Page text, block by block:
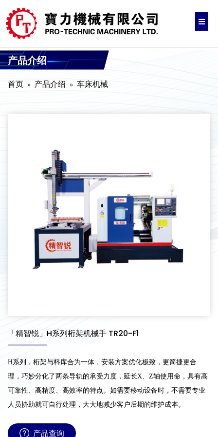
产品介绍
首页 产品介绍 车床机械
「精智锐」H系列桁架机械手 TR20-F1
H系列，桁架与料库合为一体，安装方案优化极致，更简捷更合
理，巧妙分化了两条导轨的承受力度，延长X、Z轴使用命，具有高
可靠性、高精度、高效率的特点。如需要移动设备时，不需要专业
人员协助就可自行处理，大大地减少客户后期的维护成本。
产品查询